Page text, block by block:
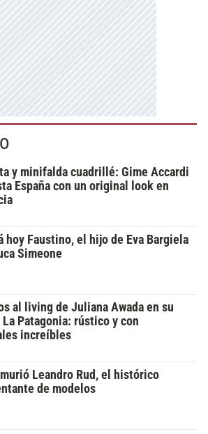
y minifalda cuadrillé: Gime Accardi
España con un original look en
hoy Faustino, el hijo de Eva Bargiela
Simeone
al living de Juliana Awada en su
La Patagonia: rústico y con
increíbles
Leandro Rud, el histórico
de modelos